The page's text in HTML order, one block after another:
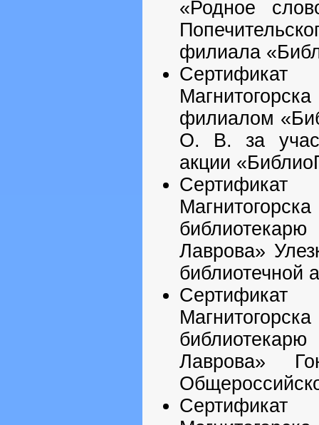
«Родное
филиала
филиалом
О. В. за
акции
Лаврова»
библиотечной
Лаврова»